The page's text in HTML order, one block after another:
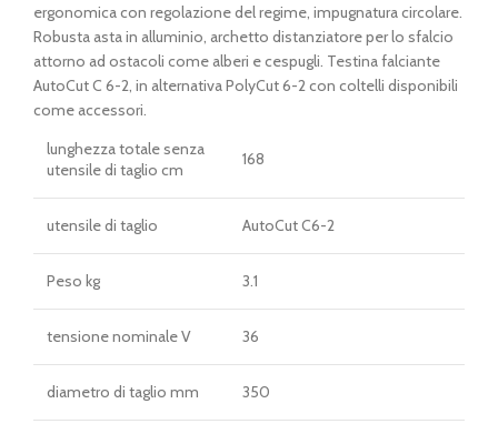
era:
€ 209,00.
è:
€ 199,00.
ergonomica con regolazione del regime, impugnatura circolare.
Robusta asta in alluminio, archetto distanziatore per lo sfalcio
attorno ad ostacoli come alberi e cespugli. Testina falciante
AutoCut C 6-2, in alternativa PolyCut 6-2 con coltelli disponibili
come accessori.
lunghezza totale senza
utensile di taglio cm
168
utensile di taglio AutoCut C6-2
Peso kg 3.1
tensione nominale V 36
diametro di taglio mm 350